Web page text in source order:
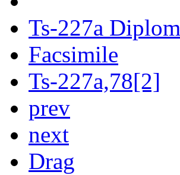
Ts-227a
Facsimile
Ts-227a,78[2]
prev
next
Drag